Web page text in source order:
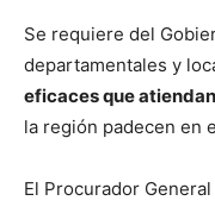
Se requiere del
departamentales y
eficaces que
la región padecen en
El Procurador